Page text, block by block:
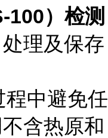
100）检测
理及保存
程中避免任
含热原和